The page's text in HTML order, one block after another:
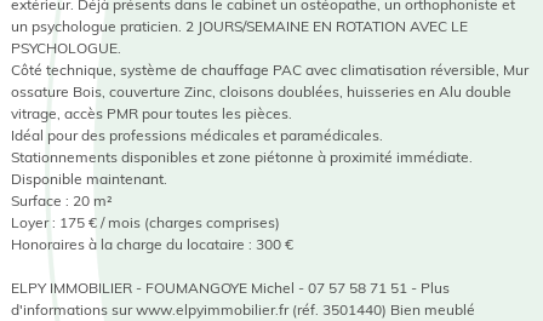
extérieur. Déjà présents dans le cabinet un ostéopathe, un orthophoniste et
un psychologue praticien. 2 JOURS/SEMAINE EN ROTATION AVEC LE
PSYCHOLOGUE.
Côté technique, système de chauffage PAC avec climatisation réversible, Mur
ossature Bois, couverture Zinc, cloisons doublées, huisseries en Alu double
vitrage, accès PMR pour toutes les pièces.
Idéal pour des professions médicales et paramédicales.
Stationnements disponibles et zone piétonne à proximité immédiate.
Disponible maintenant.
Surface : 20 m²
Loyer : 175 € / mois (charges comprises)
Honoraires à la charge du locataire : 300 €
ELPY IMMOBILIER - FOUMANGOYE Michel - 07 57 58 71 51 - Plus
d'informations sur www.elpyimmobilier.fr (réf. 3501440) Bien meublé